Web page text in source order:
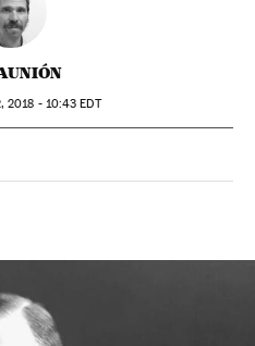
2018 - 10:43 EDT
Sociales